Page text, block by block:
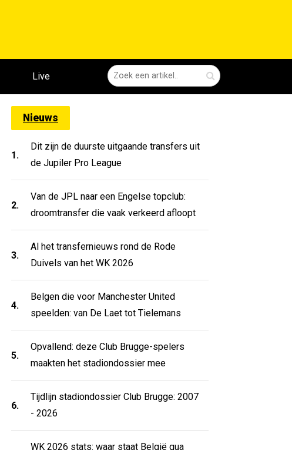
Live
Nieuws
1.
Dit zijn de duurste uitgaande transfers uit
de Jupiler Pro League
2.
Van de JPL naar een Engelse topclub:
droomtransfer die vaak verkeerd afloopt
3.
Al het transfernieuws rond de Rode
Duivels van het WK 2026
4.
Belgen die voor Manchester United
speelden: van De Laet tot Tielemans
5.
Opvallend: deze Club Brugge-spelers
maakten het stadiondossier mee
6.
Tijdlijn stadiondossier Club Brugge: 2007
- 2026
WK 2026 stats: waar staat België qua